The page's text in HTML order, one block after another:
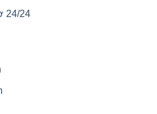
24/24